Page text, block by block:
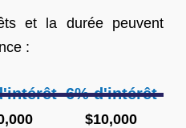
et la durée peuvent
:
6% d'intérêt
$10,000